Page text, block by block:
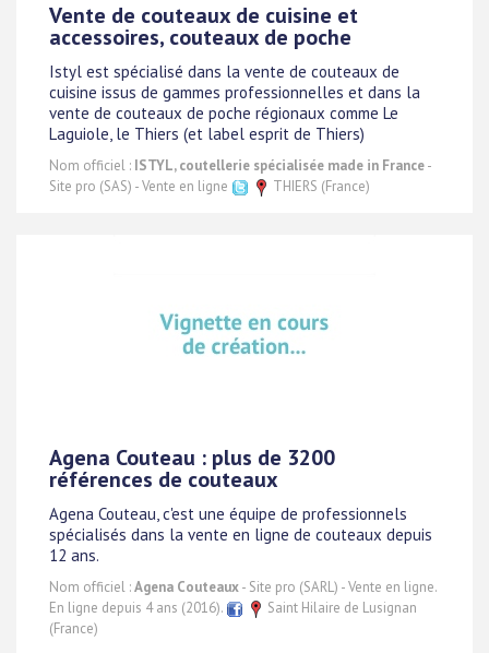
Vente de couteaux de cuisine et
accessoires, couteaux de poche
Istyl est spécialisé dans la vente de couteaux de
cuisine issus de gammes professionnelles et dans la
vente de couteaux de poche régionaux comme Le
Laguiole, le Thiers (et label esprit de Thiers)
Nom officiel : ISTYL, coutellerie spécialisée made in France-
Site pro (SAS) - Vente en ligne
THIERS (France)
Agena Couteau : plus de 3200
références de couteaux
Agena Couteau, c'est une équipe de professionnels
spécialisés dans la vente en ligne de couteaux depuis
12 ans.
Nom officiel :Agena Couteaux- Site pro (SARL) - Vente en ligne.
En ligne depuis 4 ans (2016).
Saint Hilaire de Lusignan
(France)